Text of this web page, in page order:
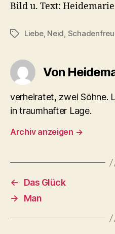
Bild u. Text: Heidemarie
Schlagwörter
Liebe, Neid,
Von
verheiratet, zwei Söhne.
in traumhafter Lage.
Archiv anzeigen →
←
Das Glück
→
Man